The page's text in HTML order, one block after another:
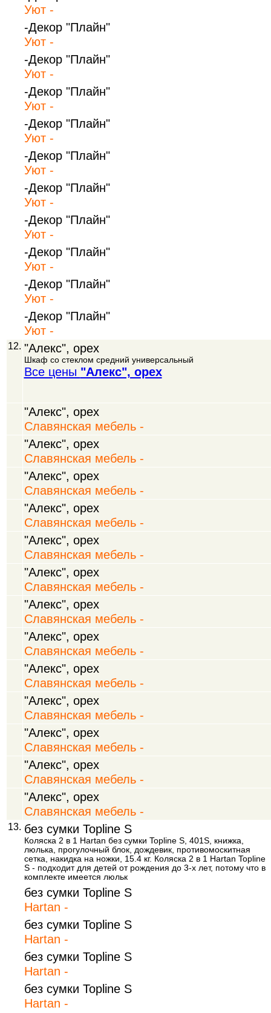
Уют -
-Декор "Плайн"
Уют -
-Декор "Плайн"
Уют -
-Декор "Плайн"
Уют -
-Декор "Плайн"
Уют -
-Декор "Плайн"
Уют -
-Декор "Плайн"
Уют -
-Декор "Плайн"
Уют -
-Декор "Плайн"
Уют -
-Декор "Плайн"
Уют -
-Декор "Плайн"
Уют -
12. "Алекс", орех
Шкаф со стеклом средний универсальный
Все цены "Алекс", орех
"Алекс", орех
Славянская мебель -
"Алекс", орех
Славянская мебель -
"Алекс", орех
Славянская мебель -
"Алекс", орех
Славянская мебель -
"Алекс", орех
Славянская мебель -
"Алекс", орех
Славянская мебель -
"Алекс", орех
Славянская мебель -
"Алекс", орех
Славянская мебель -
"Алекс", орех
Славянская мебель -
"Алекс", орех
Славянская мебель -
"Алекс", орех
Славянская мебель -
"Алекс", орех
Славянская мебель -
"Алекс", орех
Славянская мебель -
13. без сумки Topline S
Коляска 2 в 1 Hartan без сумки Topline S, 401S, книжка,
люлька, прогулочный блок, дождевик, противомоскитная
cетка, накидка на ножки, 15.4 кг. Коляска 2 в 1 Hartan Topline
S - подходит для детей от рождения до 3-х лет, потому что в
комплекте имеется люльк
без сумки Topline S
Hartan -
без сумки Topline S
Hartan -
без сумки Topline S
Hartan -
без сумки Topline S
Hartan -